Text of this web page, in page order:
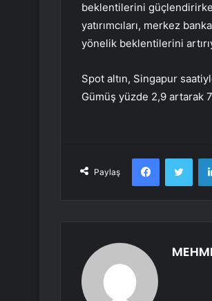
beklentilerini
yatırımcıları, merkez
yönelik beklentilerini
Spot altın, Singapur
Gümüş yüzde 2,9 artarak
Paylaş
Facebook